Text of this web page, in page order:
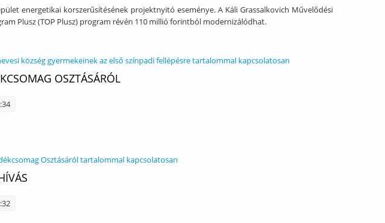
energetikai korszerűsítésének projektnyitó eseménye. A Káli Grassalkovich Művelődési
Plusz (TOP Plusz) program révén 110 millió forintból modernizálódhat.
község gyermekeinek az első színpadi fellépésre tartalommal kapcsolatosan
OSZTÁSÁRÓL
Osztásáról tartalommal kapcsolatosan